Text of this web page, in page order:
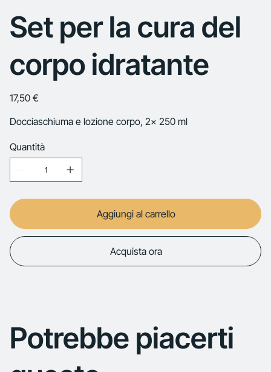
Set per la cura del
corpo idratante
Prezzo
17,50 €
Docciaschiuma e lozione corpo, 2x 250 ml
Quantità
Aggiungi al carrello
Acquista ora
Potrebbe piacerti